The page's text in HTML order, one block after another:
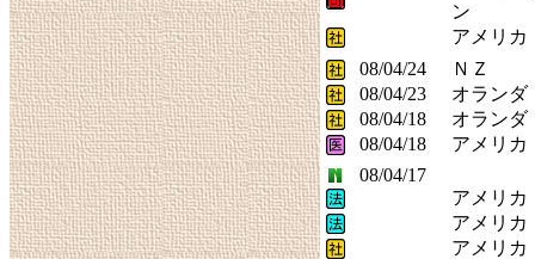
ン
アメリカ
08/04/24
ＮＺ
08/04/23
オランダ
08/04/18
オランダ
08/04/18
アメリカ
08/04/17
アメリカ
アメリカ
アメリカ